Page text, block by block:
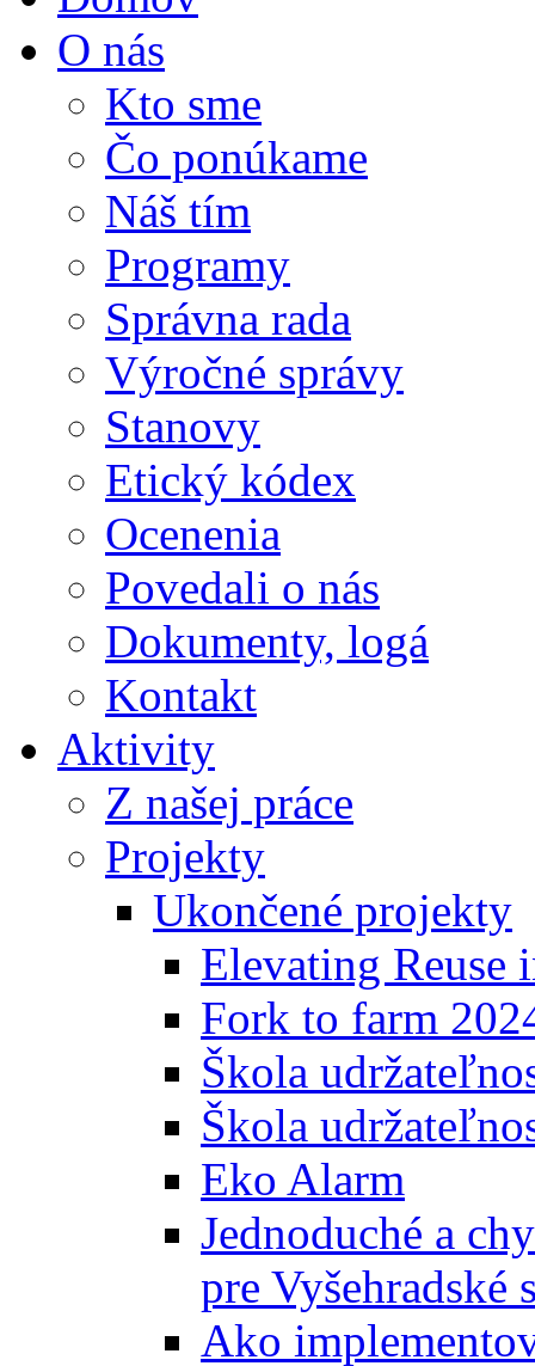
O nás
Kto sme
Čo ponúkame
Náš tím
Programy
Správna rada
Výročné správy
Stanovy
Etický kódex
Ocenenia
Povedali o nás
Dokumenty, logá
Kontakt
Aktivity
Z našej práce
Projekty
Ukončené projekty
Elevating Reuse
Fork to farm
Škola
Škola
Eko Alarm
Jednoduché a
pre Vyšehradské
Ako